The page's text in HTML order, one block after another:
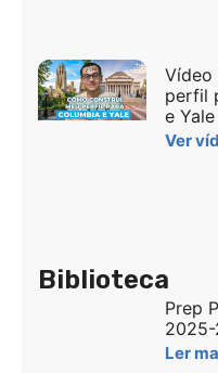
Vídeo
perfil
e Yale
Ver
Biblioteca
Prep
Ler